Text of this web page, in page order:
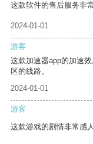
这款软件的售后服务非
2024-01-01
游客
这款加速器app的加速
区的线路。
2024-01-01
游客
这款游戏的剧情非常感